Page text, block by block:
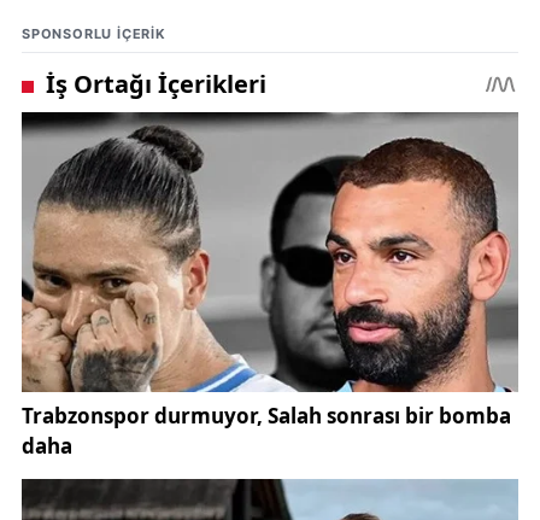
Şimşek, son bir yılda
33 düşürüldüğünüvurguladı:
“Tasarruf genelgesi sayesinde faiz dışı harcamaları
bütçe limitlerinin altında tuttuk. Kamu maliyesinde
ciddi sonuç aldık.”
Şimşek ayrıca,257 kamu idaresinde 1987 harcama
biriminde denetim yapıldığınıve “Tasarruf Tedbirleri
Bilgi Sistemi” ile tüm sürecin izlendiğini açıkladı.
Bakan Şimşek, Türkiye ekonomisinin küresel ticaret
savaşları, bölgesel çatışmalar ve iç gelişmelerden
etkilenmesine rağmen programın dayanıklılığını
kanıtladığını belirtti.
SPONSORLU IÇERIK